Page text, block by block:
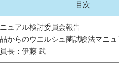
目次
ュアル検討委員会報告
らのウエルシュ菌試験法マニュ
：伊藤 武